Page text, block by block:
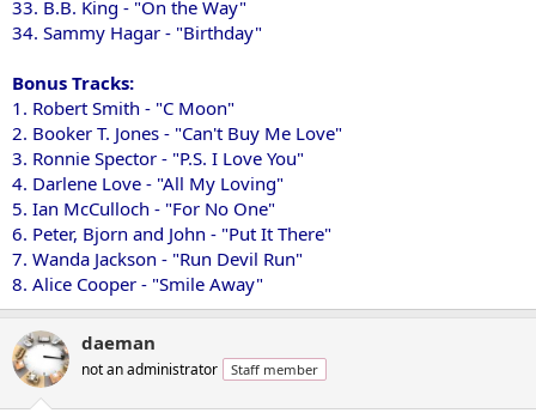
33. B.B. King - "On the Way"
34. Sammy Hagar - "Birthday"
Bonus Tracks:
1. Robert Smith - "C Moon"
2. Booker T. Jones - "Can't Buy Me Love"
3. Ronnie Spector - "P.S. I Love You"
4. Darlene Love - "All My Loving"
5. Ian McCulloch - "For No One"
6. Peter, Bjorn and John - "Put It There"
7. Wanda Jackson - "Run Devil Run"
8. Alice Cooper - "Smile Away"
daeman
not an administrator Staff member